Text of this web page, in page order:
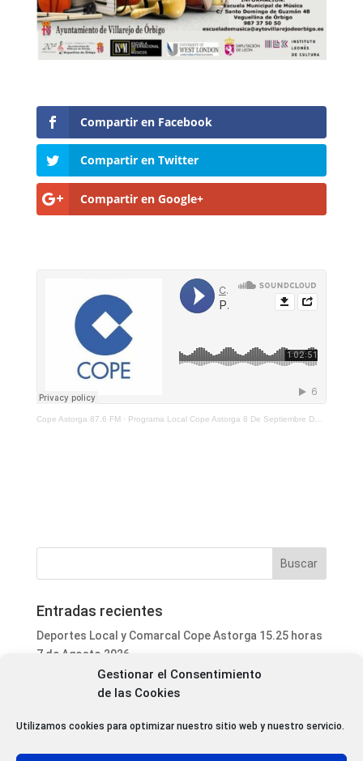
Gestionar el Consentimiento
de las Cookies
Utilizamos cookies para optimizar nuestro sitio web y nuestro servicio.
Compartir en Facebook
Compartir en Twitter
Compartir en Google+
Cope Astorga 87.6 FM· Programa Local Cope Astorga 8 De Septiembre De 2021
Entradas recientes
Deportes Local y Comarcal Cope Astorga 15.25 horas
7 de Agosto 2026
Informativo Mediodía Cope Astorga 14.20 horas 7 de
Agosto 2026
San Justo de la Vega acoge este fin de semana un
forestales